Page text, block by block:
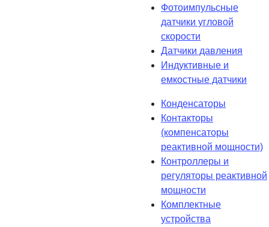
Фотоимпульсные
датчики угловой
скорости
Датчики давления
Индуктивные и
емкостные датчики
Конденсаторы
Контакторы
(компенсаторы
реактивной мощности)
Контроллеры и
регуляторы реактивной
мощности
Комплектные
устройства